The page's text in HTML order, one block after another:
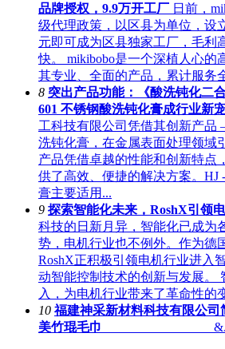
品牌授权，9.9万开工厂 日前，
级代理政策，以区县为单位，设
元即可成为区县独家工厂，毛利
快。 mikibobo是一个深植人心的
其专业、全面的产品，累计服务
8 突出产品功能：《酸洗钝化二
601 不锈钢酸洗钝化膏成行业新宠
工科技有限公司凭借其创新产
洗钝化膏，在金属表面处理领域
产品凭借卓越的性能和创新特点
供了高效、便捷的解决方案。HJ
膏主要适用...
9 探索智能化未来，RoshX引领
科技的日新月异，智能化已成为
势，电机行业也不例外。作为德
RoshX正积极引领电机行业进入
动智能控制技术的创新与发展。
入，为电机行业带来了革命性的
10 福建神采新材料科技有限公
美竹琨毛巾